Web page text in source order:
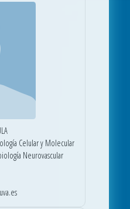
Celular y Molecular
Neurovascular